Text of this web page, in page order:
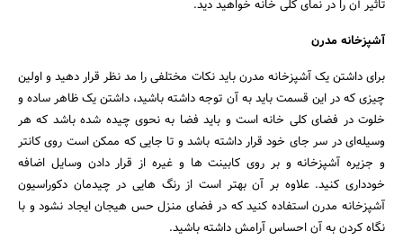
تاثیر آن را در نمای کلی خانه خواهید دید.
آشپزخانه مدرن
برای داشتن یک آشپزخانه مدرن باید نکات مختلفی را مد نظر قرار دهید و اولین
چیزی که در این قسمت باید به آن توجه داشته باشید، داشتن یک ظاهر ساده و
خلوت در فضای کلی خانه است و باید فضا به نحوی چیده شده باشد که هر
وسیله‌ای در سر جای خود قرار داشته باشد و تا جایی که ممکن است روی کانتر
و جزیره آشپزخانه و بر روی کابینت ها و غیره از قرار دادن وسایل اضافه
خودداری کنید. علاوه بر آن بهتر است از رنگ هایی در چیدمان دکوراسیون
آشپزخانه مدرن استفاده کنید که در فضای منزل حس هیجان ایجاد نشود و با
نگاه کردن به آن احساس آرامش داشته باشید.